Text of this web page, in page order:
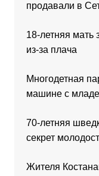
продавали в
18-летняя мать
из-за плача
Многодетная
машине с
70-летняя
секрет
Жителя